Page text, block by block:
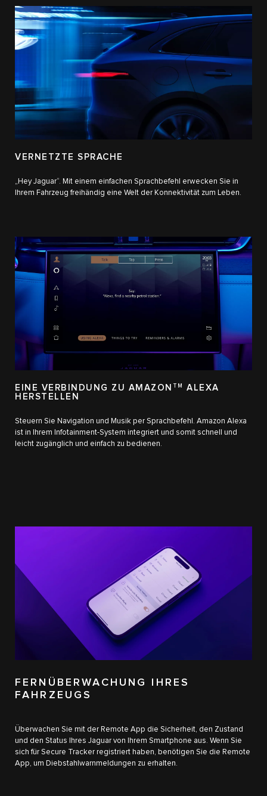
VERNETZTE SPRACHE
„Hey Jaguar“. Mit einem einfachen Sprachbefehl erwecken Sie in
Ihrem Fahrzeug freihändig eine Welt der Konnektivität zum Leben.
EINE VERBINDUNG ZU AMAZON TM
ALEXA
HERSTELLEN
Steuern Sie Navigation und Musik per Sprachbefehl. Amazon Alexa
ist in Ihrem Infotainment-System integriert und somit schnell und
leicht zugänglich und einfach zu bedienen.
FERNÜBERWACHUNG IHRES
FAHRZEUGS
Überwachen Sie mit der Remote App die Sicherheit, den Zustand
und den Status Ihres Jaguar von Ihrem Smartphone aus. Wenn Sie
sich für Secure Tracker registriert haben, benötigen Sie die Remote
App, um Diebstahlwarnmeldungen zu erhalten.